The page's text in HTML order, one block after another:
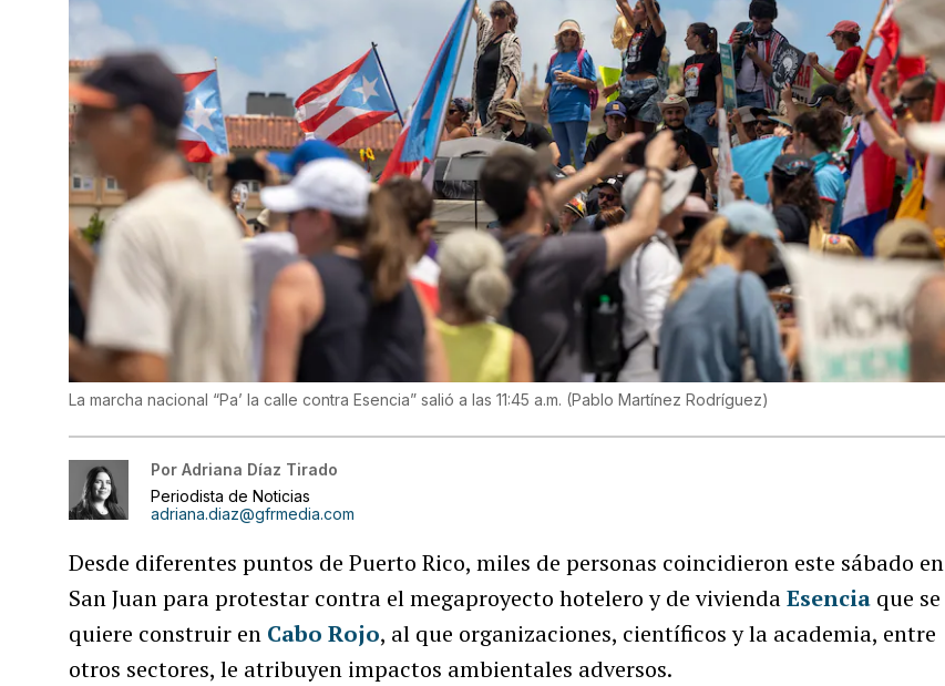
La marcha nacional “Pa’ la calle contra Esencia” salió a las 11:45 a.m. (Pablo Martínez Rodríguez)
Por Adriana Díaz Tirado
Periodista de Noticias
adriana.diaz@gfrmedia.com
Desde diferentes puntos de Puerto Rico, miles de personas coincidieron este sábado en
San Juan para protestar contra el megaproyecto hotelero y de viviendaEsencia que se
quiere construir en Cabo Rojo, al que organizaciones, científicos y la academia, entre
otros sectores, le atribuyen impactos ambientales adversos.